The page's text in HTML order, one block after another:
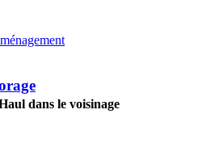
dans le voisinage